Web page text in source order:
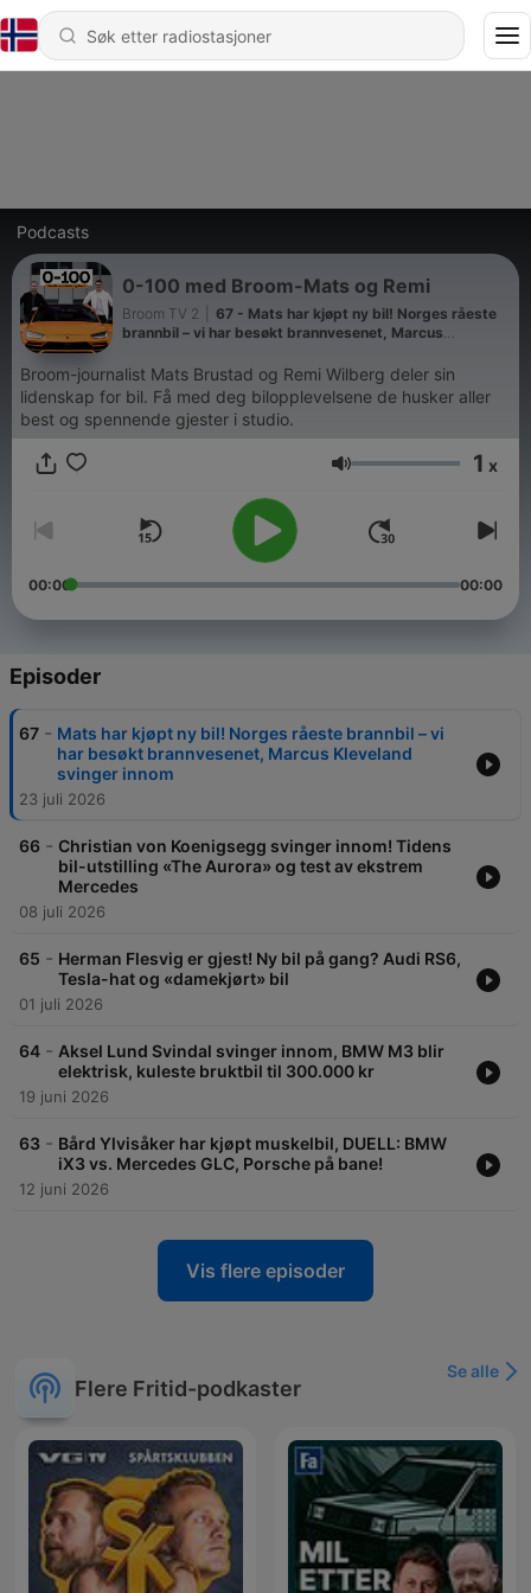
Podcasts
0-100 med Broom-Mats og Remi
Broom TV 2
67 - Mats har kjøpt ny bil! Norges råeste
brannbil – vi har besøkt brannvesenet, Marcus
Broom-journalist Mats Brustad og Remi Wilberg deler sin
lidenskap for bil. Få med deg bilopplevelsene de husker aller
best og spennende gjester i studio.
Volum 1 x
00:00 00:00
Episoder
67 - Mats har kjøpt ny bil! Norges råeste brannbil – vi
har besøkt brannvesenet, Marcus Kleveland
svinger innom
23 juli 2026
66 - Christian von Koenigsegg svinger innom! Tidens
bil-utstilling «The Aurora» og test av ekstrem
Mercedes
08 juli 2026
65 - Herman Flesvig er gjest! Ny bil på gang? Audi RS6,
Tesla-hat og «damekjørt» bil
01 juli 2026
64 - Aksel Lund Svindal svinger innom, BMW M3 blir
elektrisk, kuleste bruktbil til 300.000 kr
19 juni 2026
63 - Bård Ylvisåker har kjøpt muskelbil, DUELL: BMW
iX3 vs. Mercedes GLC, Porsche på bane!
12 juni 2026
Vis flere episoder
Flere Fritid-podkaster
Se alle